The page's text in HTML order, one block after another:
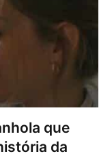
que
da